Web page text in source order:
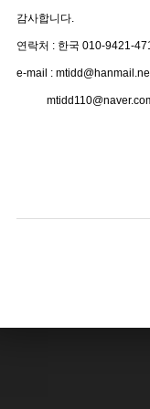
감사합니다.
연락처 : 한국 010-9421-
e-mail :